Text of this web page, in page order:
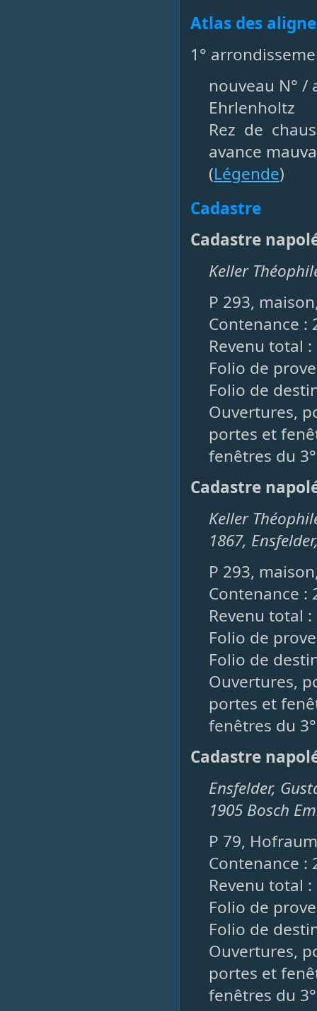
Atlas des
1°
nouveau N° /
Ehrlenholtz
Rez de
avance
(Légende)
Cadastre
Cadastre
Keller
P 293,
Contenance :
Revenu total
Folio de
Folio de
Ouvertures,
portes et
fenêtres du
Cadastre
Keller
1867,
P 293,
Contenance :
Revenu total
Folio de
Folio de
Ouvertures,
portes et
fenêtres du
Cadastre
Ensfelder,
1905 Bosch
P 79,
Contenance :
Revenu total
Folio de
Folio de
Ouvertures,
portes et
fenêtres du